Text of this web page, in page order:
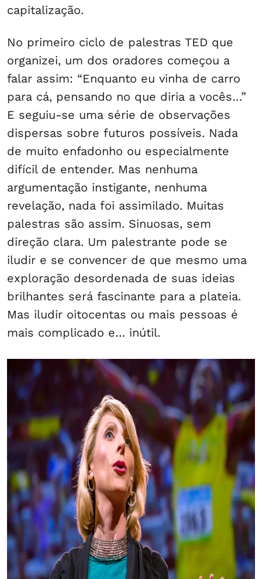
capitalização.
No primeiro ciclo de palestras TED que
organizei, um dos oradores começou a
falar assim: “Enquanto eu vinha de carro
para cá, pensando no que diria a vocês…”
E seguiu-se uma série de observações
dispersas sobre futuros possíveis. Nada
de muito enfadonho ou especialmente
difícil de entender. Mas nenhuma
argumentação instigante, nenhuma
revelação, nada foi assimilado. Muitas
palestras são assim. Sinuosas, sem
direção clara. Um palestrante pode se
iludir e se convencer de que mesmo uma
exploração desordenada de suas ideias
brilhantes será fascinante para a plateia.
Mas iludir oitocentas ou mais pessoas é
mais complicado e… inútil.